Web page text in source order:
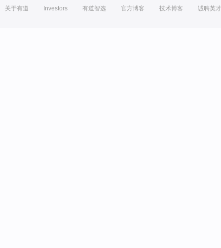
关于有道 Investors 有道智选 官方博客 技术博客 诚聘英才